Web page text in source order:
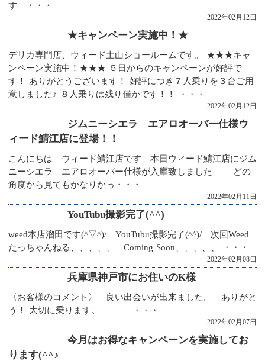
す ・・・
2022年02月12日
★キャンペーン実施中！★
デリカ専門店、ウィード土山ショールームです。 ★★★キャ
ンペーン実施中！★★★ ５日からのキャンペーンが好評で
す！ ありがとうございます！ 好評につき７人乗りを３台ご用
意しました♪ ８人乗りは残り僅かです！！ ・・・
2022年02月12日
ジムニーシエラ エアロオーバー仕様ウ
ィード鯖江店に登場！！
こんにちは ウィード鯖江店です 本日ウィード鯖江店にジム
ニーシエラ エアロオーバー仕様が入庫致しました どの
角度から見てもかなりかっ・・・
2022年02月11日
YouTubu撮影完了(^^)
weed本店溜田です(^▽^)/ YouTubu撮影完了(^^)/ 次回Weed
たっちゃんねる、、、、、 Coming Soon、、、、、 ・・・
2022年02月08日
兵庫県神戸市にお住いのK様
〈お客様のコメント〉 良い出会いが出来ました。 ありがと
う！ 大切に乗ります。 ・・・
2022年02月07日
今月はお得なキャンペーンを実施してお
ります(^^♪